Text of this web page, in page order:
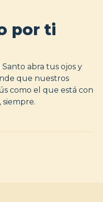
por ti
abra tus ojos y
que nuestros
como el que está con
siempre.